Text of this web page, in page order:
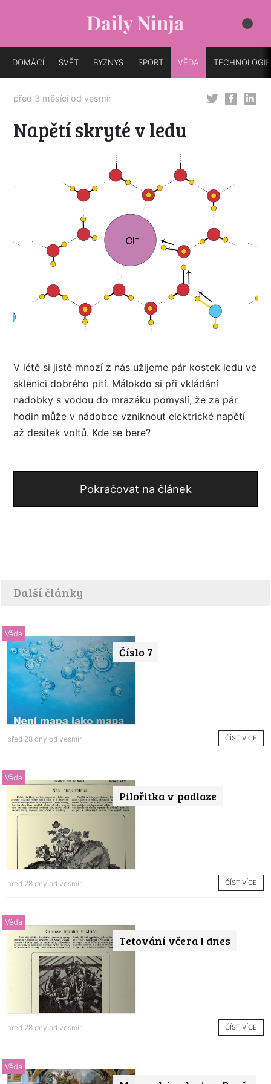
DOMÁCÍ SVĚT BYZNYS SPORT VĚDA TECHNOLOGIE
před 3 měsíci od vesmír
Napětí skryté v ledu
V létě si jistě mnozí z nás užijeme pár kostek ledu ve
sklenici dobrého pití. Málokdo si při vkládání
nádobky s vodou do mrazáku pomyslí, že za pár
hodin může v nádobce vzniknout elektrické napětí
až desítek voltů. Kde se bere?
Pokračovat na článek
Další články
Číslo 7
Věda
před 28 dny od vesmír ČÍST VÍCE
Pilořitka v podlaze
Věda
před 28 dny od vesmír ČÍST VÍCE
Tetování včera i dnes
Věda
před 28 dny od vesmír ČÍST VÍCE
Věda